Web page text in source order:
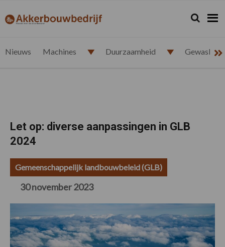
de
de
de
de
akkerbouwbedrijf.nl Zoeken...
Zoek
Nieuws Machines Duurzaamheid
Let op: diverse aanpassingen in GLB
2024
Gemeenschappelijk landbouwbeleid (GLB)
30 november 2023